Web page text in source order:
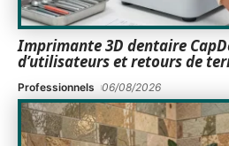
Imprimante 3D dentaire
d’utilisateurs et retours de
Professionnels 06/08/2026